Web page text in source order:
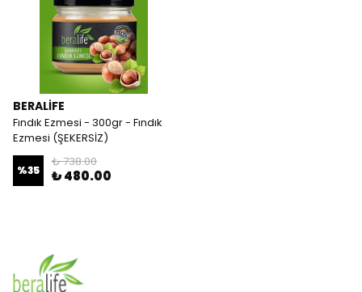
BERALİFE
Fındık Ezmesi - 300gr - Fındık
Ezmesi (ŞEKERSİZ)
%35
₺ 738.00
₺ 480.00